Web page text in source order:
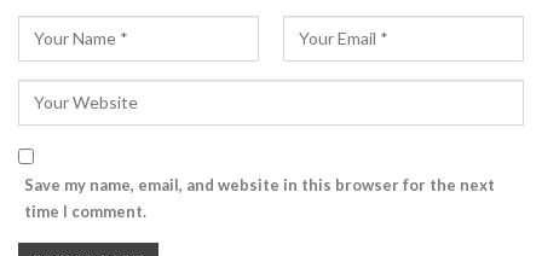
Save my name, email, and website in this browser for the next
time I comment.